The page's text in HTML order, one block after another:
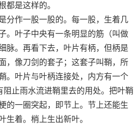
都是这样的。
作一股一股的。每一股，生着几
。叶子中央有一条明显的筋（叫做
脉。再看下去，叶片有柄，但柄是
，像刀剑的套子；这套子叫鞘，所
。叶片与叶柄连接处，内方有一个
阻止雨水流进鞘里去的用处。把叶鞘
的一圈突起，即节上。节上还能生
生着。梢上生出新叶。